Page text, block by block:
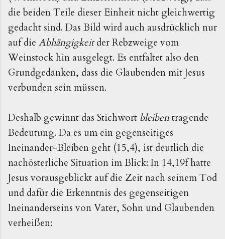
die beiden Teile dieser Einheit nicht gleichwertig
gedacht sind. Das Bild wird auch ausdrücklich nur
auf die Abhängigkeitder Rebzweige vom
Weinstock hin ausgelegt. Es entfaltet also den
Grundgedanken, dass die Glaubenden mit Jesus
verbunden sein müssen.
Deshalb gewinnt das Stichwort bleibentragen­de
Bedeutung. Da es um ein gegenseitiges
Ineinander-Blei­ben geht (15,4), ist deutlich die
nachösterliche Situation im Blick: In 14,19f hatte
Jesus vorausgeblickt auf die Zeit nach seinem Tod
und dafür die Erkenntnis des gegen­seitigen
Ineinanderseins von Vater, Sohn und Glaubenden
verheißen: